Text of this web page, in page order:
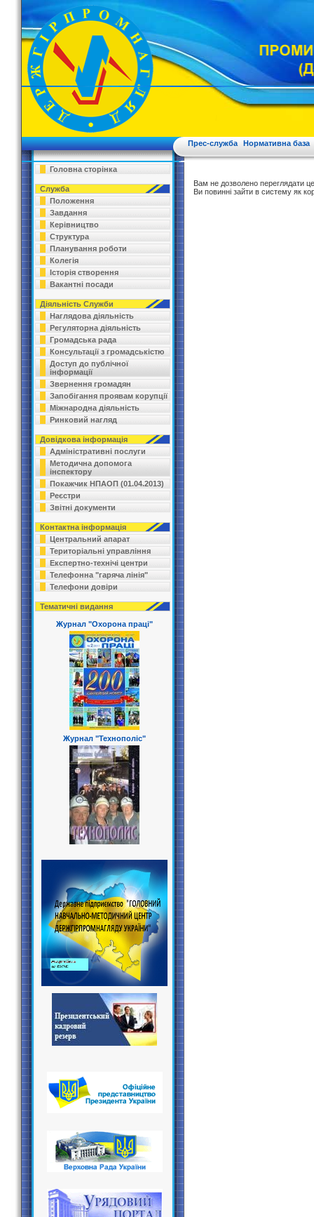
Прес-служба Нормативна база
Головна сторінка
Служба
Положення
Завдання
Керівництво
Структура
Планування роботи
Колегія
Історія створення
Вакантні посади
Діяльність Служби
Наглядова діяльність
Регуляторна діяльність
Громадська рада
Консультації з громадськістю
Доступ до публічної
інформації
Звернення громадян
Запобігання проявам корупції
Міжнародна діяльність
Ринковий нагляд
Довідкова інформація
Адміністративні послуги
Методична допомога
інспектору
Покажчик НПАОП (01.04.2013)
Реєстри
Звітні документи
Контактна інформація
Центральний апарат
Територіальні управління
Експертно-технічі центри
Телефонна "гаряча лінія"
Телефони довіри
Тематичні видання
Журнал "Охорона праці"
Журнал "Технополіс"
Вам не дозволено переглядати
Ви повинні зайти в систему як